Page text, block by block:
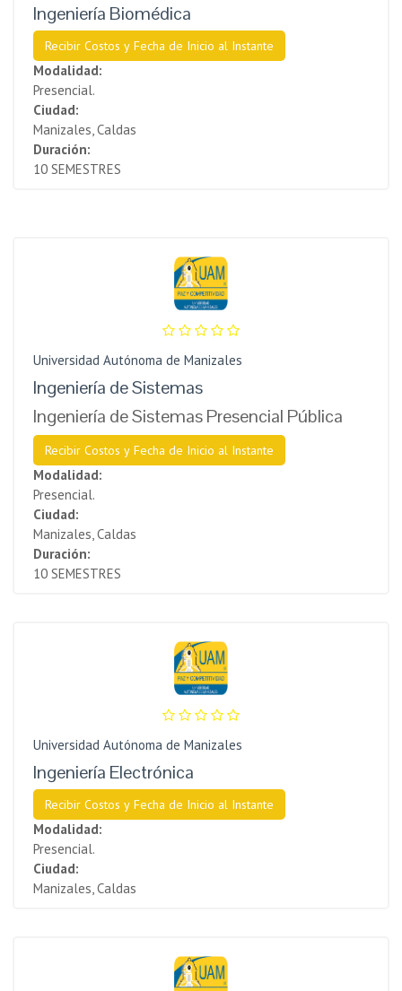
Ingeniería Biomédica
Recibir Costos y Fecha de Inicio al Instante
Modalidad:
Presencial.
Ciudad:
Manizales, Caldas
Duración:
10 SEMESTRES
Universidad Autónoma de Manizales
Ingeniería de Sistemas
Ingeniería de Sistemas Presencial Pública
Recibir Costos y Fecha de Inicio al Instante
Modalidad:
Presencial.
Ciudad:
Manizales, Caldas
Duración:
10 SEMESTRES
Universidad Autónoma de Manizales
Ingeniería Electrónica
Recibir Costos y Fecha de Inicio al Instante
Modalidad:
Presencial.
Ciudad:
Manizales, Caldas